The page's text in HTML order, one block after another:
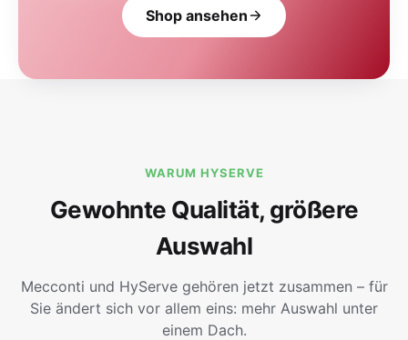
Shop ansehen
WARUM HYSERVE
Gewohnte Qualität, größere
Auswahl
Mecconti und HyServe gehören jetzt zusammen – für
Sie ändert sich vor allem eins: mehr Auswahl unter
einem Dach.